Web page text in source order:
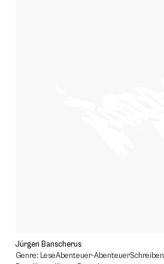
Jürgen Banscherus
Genre: LeseAbenteuer-AbenteuerSchreiben